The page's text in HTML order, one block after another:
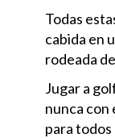
Todas
cabida en
rodeada
Jugar a
nunca con
para